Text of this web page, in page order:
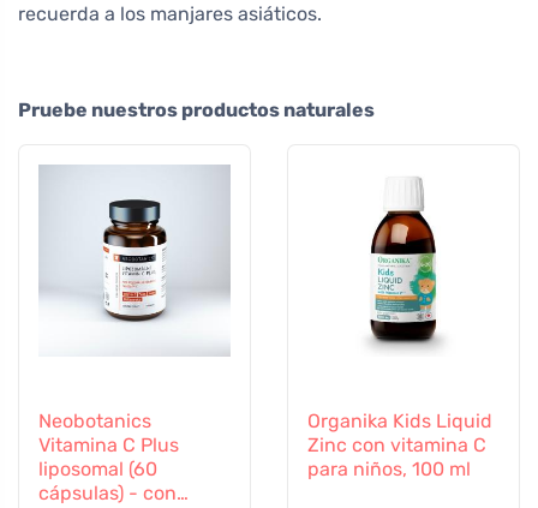
recuerda a los manjares asiáticos.
Pruebe nuestros productos naturales
Neobotanics
Vitamina C Plus
liposomal (60
cápsulas) - con
Organika Kids Liquid
Zinc con vitamina C
para niños, 100 ml